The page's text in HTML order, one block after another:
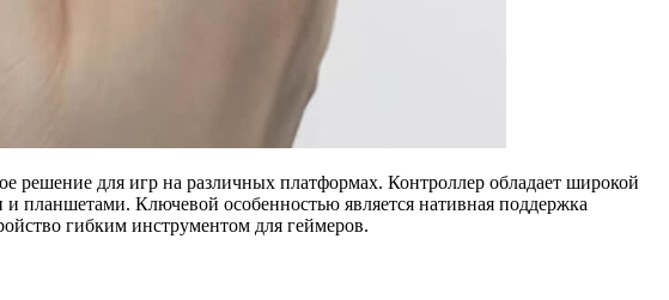
решение для игр на различных платформах. Контроллер обладает широкой
планшетами. Ключевой особенностью является нативная поддержка
гибким инструментом для геймеров.